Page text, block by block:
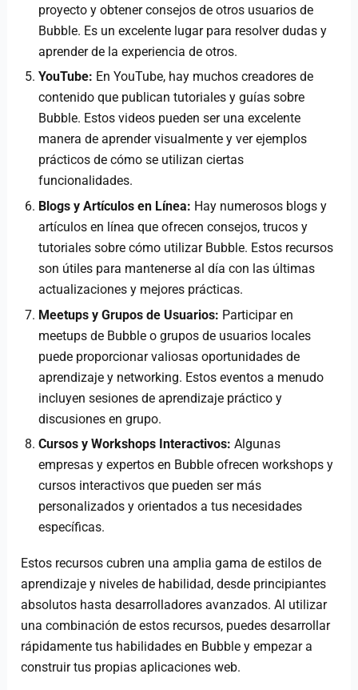
proyecto y obtener consejos de otros usuarios de
Bubble. Es un excelente lugar para resolver dudas y
aprender de la experiencia de otros.
YouTube: En YouTube, hay muchos creadores de
contenido que publican tutoriales y guías sobre
Bubble. Estos videos pueden ser una excelente
manera de aprender visualmente y ver ejemplos
prácticos de cómo se utilizan ciertas
funcionalidades.
Blogs y Artículos en Línea: Hay numerosos blogs y
artículos en línea que ofrecen consejos, trucos y
tutoriales sobre cómo utilizar Bubble. Estos recursos
son útiles para mantenerse al día con las últimas
actualizaciones y mejores prácticas.
Meetups y Grupos de Usuarios: Participar en
meetups de Bubble o grupos de usuarios locales
puede proporcionar valiosas oportunidades de
aprendizaje y networking. Estos eventos a menudo
incluyen sesiones de aprendizaje práctico y
discusiones en grupo.
Cursos y Workshops Interactivos: Algunas
empresas y expertos en Bubble ofrecen workshops y
cursos interactivos que pueden ser más
personalizados y orientados a tus necesidades
específicas.
Estos recursos cubren una amplia gama de estilos de
aprendizaje y niveles de habilidad, desde principiantes
absolutos hasta desarrolladores avanzados. Al utilizar
una combinación de estos recursos, puedes desarrollar
rápidamente tus habilidades en Bubble y empezar a
construir tus propias aplicaciones web.